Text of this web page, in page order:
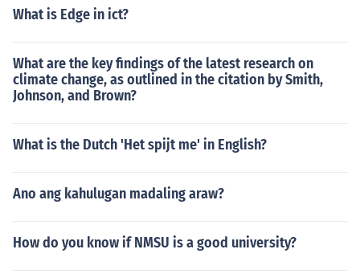
What is Edge in ict?
What are the key findings of the latest research on
climate change, as outlined in the citation by Smith,
Johnson, and Brown?
What is the Dutch 'Het spijt me' in English?
Ano ang kahulugan madaling araw?
How do you know if NMSU is a good university?